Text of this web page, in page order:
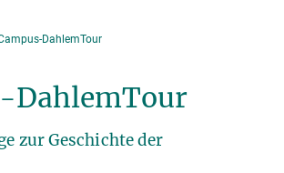
DahlemTour
DahlemTour
zur Geschichte der